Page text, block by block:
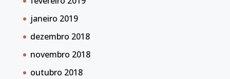
janeiro 2019
dezembro 2018
novembro 2018
outubro 2018